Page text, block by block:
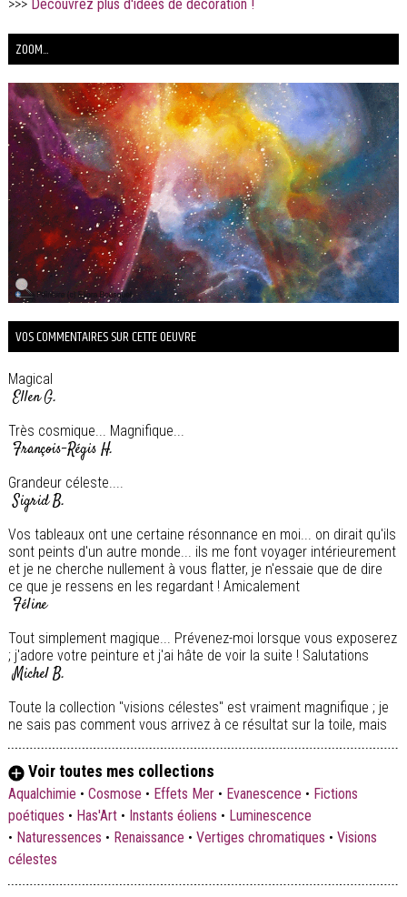
>>> Découvrez plus d'idées de décoration !
ZOOM...
VOS COMMENTAIRES SUR CETTE OEUVRE
Magical
Ellen G.
Très cosmique... Magnifique...
François-Régis H.
Grandeur céleste....
Sigrid B.
Vos tableaux ont une certaine résonnance en moi... on dirait qu'ils
sont peints d'un autre monde... ils me font voyager intérieurement
et je ne cherche nullement à vous flatter, je n'essaie que de dire
ce que je ressens en les regardant ! Amicalement
Féline
Tout simplement magique... Prévenez-moi lorsque vous exposerez
; j'adore votre peinture et j'ai hâte de voir la suite ! Salutations
Michel B.
Toute la collection "visions célestes" est vraiment magnifique ; je
ne sais pas comment vous arrivez à ce résultat sur la toile, mais
Catherine Allanot
Féérique... comme toujours. Bien amicalement
Evelyne Vignon
Voir toutes mes collections
Aqualchimie • Cosmose • Effets Mer• Evanescence • Fictions
poétiques • Has'Art• Instants éoliens • Luminescence
• Naturessences • Renaissance • Vertiges chromatiques • Visions
célestes